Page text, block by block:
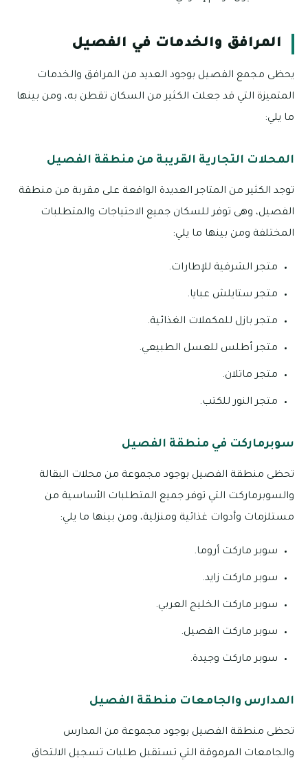
المرافق والخدمات في الفصيل
يحظى مجمع الفصيل بوجود العديد من المرافق والخدمات
المتميزة التي قد جعلت الكثير من السكان تقطن به، ومن بينها
ما يلي:
المحلات التجارية القريبة من منطقة الفصيل
توجد الكثير من المتاجر العديدة الواقعة على مقربة من منطقة
الفصيل، وهى توفر للسكان جميع الاحتياجات والمتطلبات
المختلفة ومن بينها ما يلي:
متجر الشرقية للإطارات.
متجر ستايلش عبايا.
متجر بازل للمكملات الغذائية.
متجر أطلس للعسل الطبيعي.
متجر ماتلان.
متجر النور للكتب.
سوبرماركت في منطقة الفصيل
تحظى منطقة الفصيل بوجود مجموعة من محلات البقالة
والسوبرماركت التي توفر جميع المتطلبات الأساسية من
مستلزمات وأدوات غذائية ومنزلية، ومن بينها ما يلي:
سوبر ماركت أروما.
سوبر ماركت زايد.
سوبر ماركت الخليج العربي.
سوبر ماركت الفصيل.
سوبر ماركت وجيدة.
المدارس والجامعات منطقة الفصيل
تحظى منطقة الفصيل بوجود مجموعة من المدارس
والجامعات المرموقة التي تستقبل طلبات تسجيل الالتحاق